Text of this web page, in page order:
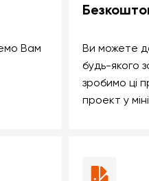
Вам
Ви можете
будь-якого
зробимо ці
проект у